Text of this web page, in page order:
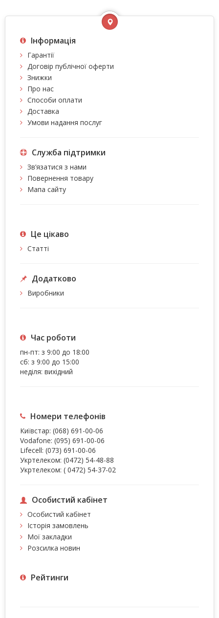
Інформація
Гарантії
Договір публічної оферти
Знижки
Про нас
Способи оплати
Доставка
Умови надання послуг
Служба підтримки
Зв’язатися з нами
Повернення товару
Мапа сайту
Це цiкаво
Статті
Додатково
Виробники
Час роботи
пн-пт: з 9:00 до 18:00
сб: з 9:00 до 15:00
неділя: вихідний
Номери телефонів
Київстар: (068) 691-00-06
Vodafone: (095) 691-00-06
Lifecell: (073) 691-00-06
Укртелеком: (0472) 54-48-88
Укртелеком: ( 0472) 54-37-02
Особистий кабінет
Особистий кабінет
Історія замовлень
Мої закладки
Розсилка новин
Рейтинги